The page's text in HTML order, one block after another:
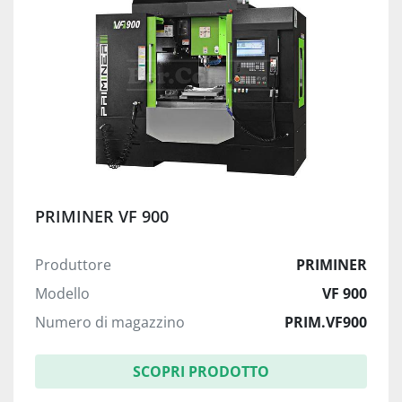
PRIMINER VF 900
Produttore
PRIMINER
Modello
VF 900
Numero di magazzino
PRIM.VF900
SCOPRI PRODOTTO